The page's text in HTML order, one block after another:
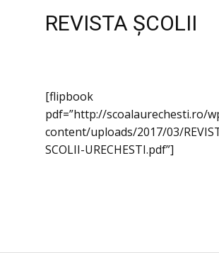
REVISTA ȘCOLII
[flipbook
pdf=”http://scoalaurechesti.ro/
content/uploads/2017/03/
SCOLII-URECHESTI.pdf”]